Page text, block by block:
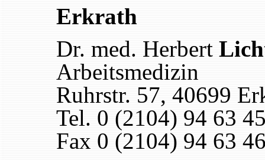
Erkrath
Dr. med. Herbert
Arbeitsmedizin
Ruhrstr. 57, 40699
Tel. 0 (2104) 94 63
Fax 0 (2104) 94 63